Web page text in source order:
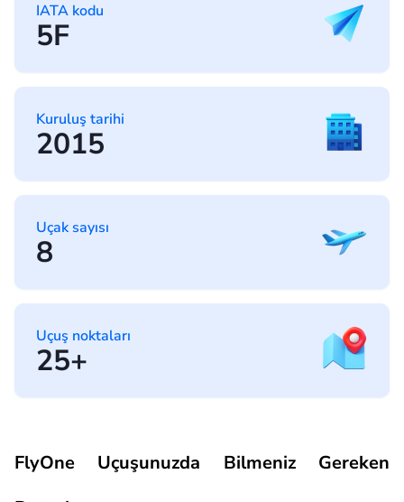
IATA kodu
5F
Kuruluş tarihi
2015
Uçak sayısı
8
Uçuş noktaları
25+
FlyOne Uçuşunuzda Bilmeniz Gereken